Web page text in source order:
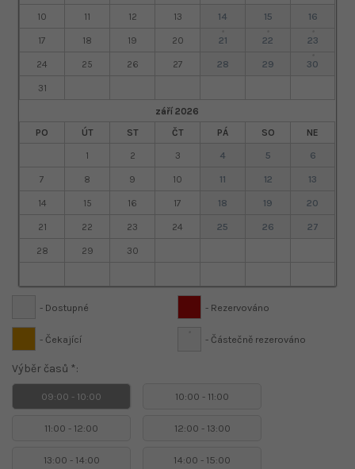
10 11 12 13 14 15 16
17 18 19 20 21 22 23
24 25 26 27 28 29 30
31
září 2026
PO
ÚT ST ČT PÁ SO NE
1 2 3 4 5 6
7 8 9 10 11 12 13
14 15 16 17 18 19 20
21 22 23 24 25 26 27
28 29 30
- Dostupné - Rezervováno
- Čekající - Částečně rezerováno
Výběr časů *:
09:00 - 10:00 10:00 - 11:00
11:00 - 12:00 12:00 - 13:00
13:00 - 14:00 14:00 - 15:00